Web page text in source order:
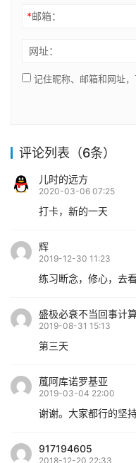
*邮箱：
网址：
记住昵称、邮箱和网址
评论列表（6条）
儿时的远方
2020-03-06 07:25
打卡，新的一天
辉
2019-12-30 11:23
练习断念，修心，去
盛极必衰不当回事计
2019-08-31 15:13
第三天
葻阿库诺罗基亚
2019-03-04 22:00
谢谢。大家都行的坚
917194605
2018-12-20 22:33